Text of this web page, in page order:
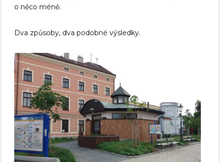
o něco méně.
Dva způsoby, dva podobné výsledky.